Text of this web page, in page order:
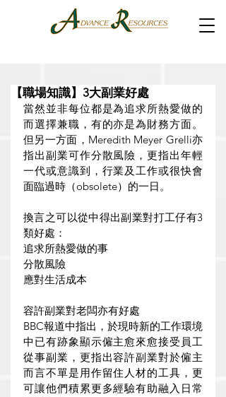
【職場知識】3大副業好處
當然並非每位都是為追求所熱愛做的
而選擇兼職，有的亦是為財務方面。
但另一方面，Meredith Meyer Grelli亦
指出副業可作分散風險，更指出年輕
一代或意識到，行業及工作或很快會
面臨過時（obsolete）的一日。
換言之可以從中得出副業對打工仔有3
類好處：
追求所熱愛做的事
分散風險
應對生活成本
容許副業對老闆亦有好處
BBC報道中指出，於現時新的工作環境
中已有跡象顯示僱主愈來愈接受員工
從事副業，更指出容許副業對於僱主
而言不單是用作留住人材的工具，更
可讓他們積累更多經驗有助融入日常